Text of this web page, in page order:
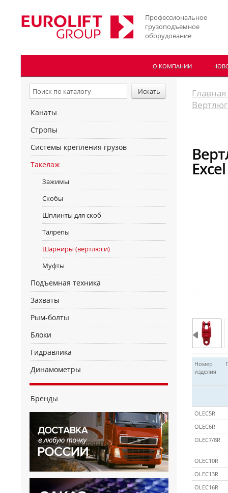
Профессиональное
грузоподъемное
оборудование
О КОМПАНИИ
Канаты
Стропы
Системы крепления грузов
Такелаж
Зажимы
Скобы
Шплинты для скоб
Талрепы
Шарниры (вертлюги)
Муфты
Подъемная техника
Захваты
Рым-болты
Блоки
Гидравлика
Динамометры
Бренды
Номер
изделия
OLEC5R
OLEC6R
OLEC7/8R
OLEC10R
OLEC13R
OLEC16R